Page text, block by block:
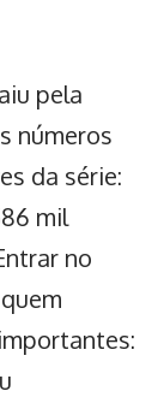
pela
números
da série:
mil
no